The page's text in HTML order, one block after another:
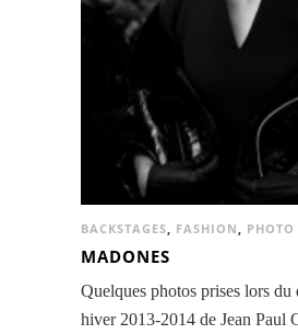
BACKSTAGES, FASHION, PHOTO
MADONES
Quelques photos prises lors
hiver 2013-2014 de Jean Paul